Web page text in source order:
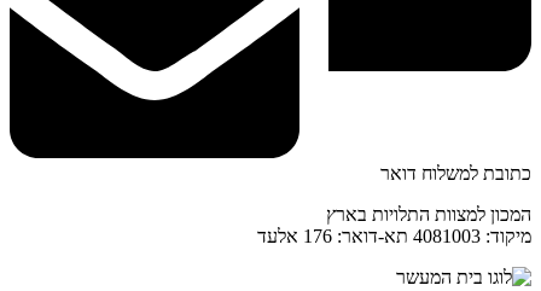
כתובת למשלוח דואר
המכון למצוות התלויות בארץ
מיקוד: 4081003 תא-דואר: 176 אלעד